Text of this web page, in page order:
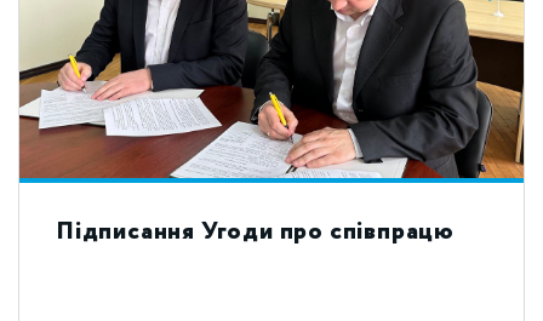
Підписання Угоди про співпрацю